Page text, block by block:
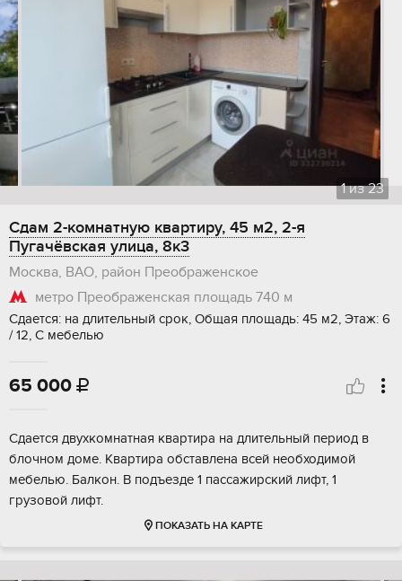
1из23
Сдам 2-комнатную квартиру, 45 м2, 2-я
Пугачёвская улица, 8к3
Москва, ВАО, район Преображенское
метро Преображенская площадь 740 м
Сдается: на длительный срок, Общая площадь: 45 м2, Этаж: 6
/ 12, С мебелью
65 000 
Сдается двухкомнатная квартира на длительный период в
блочном доме. Квартира обставлена всей необходимой
мебелью. Балкон. В подъезде 1 пассажирский лифт, 1
грузовой лифт.
ПОКАЗАТЬ НА КАРТЕ